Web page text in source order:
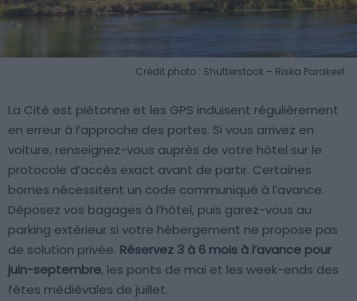
Crédit photo : Shutterstock – Riska Parakeet
La Cité est piétonne et les GPS induisent régulièrement
en erreur à l’approche des portes. Si vous arrivez en
voiture, renseignez-vous auprès de votre hôtel sur le
protocole d’accès exact avant de partir. Certaines
bornes nécessitent un code communiqué à l’avance.
Déposez vos bagages à l’hôtel, puis garez-vous au
parking extérieur si votre hébergement ne propose pas
de solution privée. Réservez 3 à 6 mois à l’avance pour
juin-septembre, les ponts de mai et les week-ends des
fêtes médiévales de juillet.